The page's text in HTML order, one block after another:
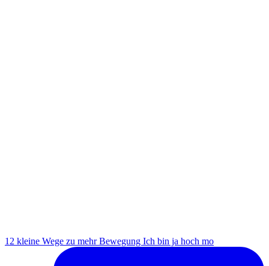
12 kleine Wege zu mehr Bewegung Ich bin ja hoch mo